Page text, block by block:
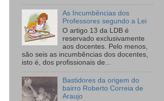
As Incumbências dos
Professores segundo a Lei
O artigo 13 da LDB é
reservado exclusivamente
aos docentes. Pelo menos,
são seis as incumbências dos docentes,
isto é, dos profissionais de...
Bastidores da origem do
bairro Roberto Correia de
Araujo